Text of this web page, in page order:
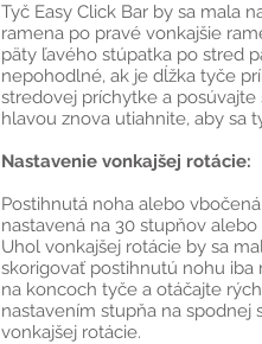
Tyč Easy Click Bar by sa mala
ramena po pravé vonkajšie
päty ľavého stúpatka po stred
nepohodlné, ak je dĺžka tyče
stredovej príchytke a posúvajte
hlavou znova utiahnite, aby sa
Nastavenie vonkajšej rotácie:
Postihnutá noha alebo
nastavená na 30 stupňov
Uhol vonkajšej rotácie by sa
skorigovať postihnutú nohu iba
na koncoch tyče a otáčajte
nastavením stupňa na spodnej
vonkajšej rotácie.